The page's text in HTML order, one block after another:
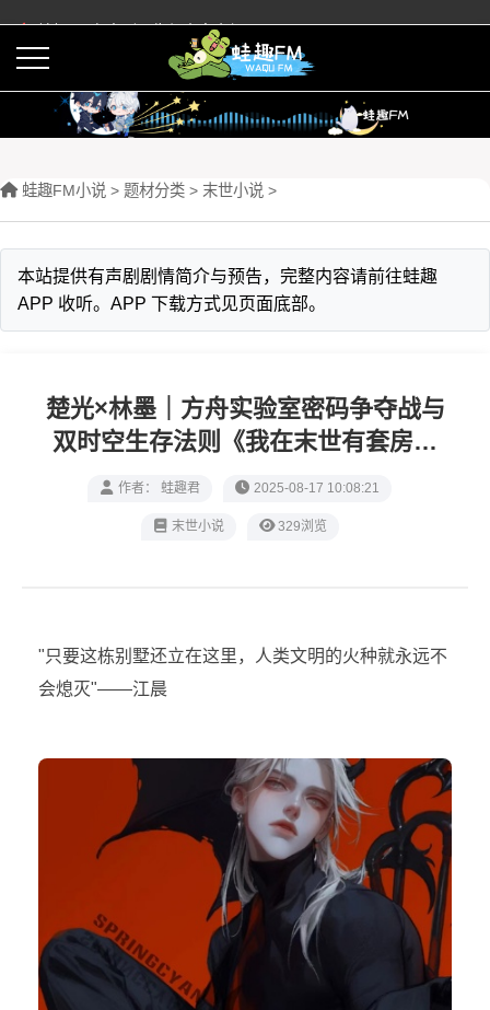
蛙趣FM有声剧预告与内容介绍
蛙趣FM小说 > 题材分类 > 末世小说 >
本站提供有声剧剧情简介与预告，完整内容请前往蛙趣
APP 收听。APP 下载方式见页面底部。
楚光×林墨｜方舟实验室密码争夺战与
双时空生存法则《我在末世有套房》
by晨星LL
作者： 蛙趣君 2025-08-17 10:08:21
末世小说 329浏览
"只要这栋别墅还立在这里，人类文明的火种就永远不
会熄灭"——江晨